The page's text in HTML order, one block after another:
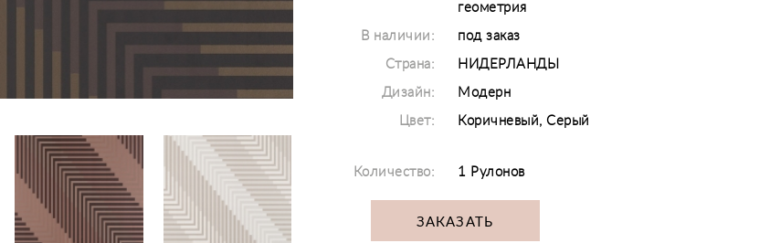
геометрия
В наличии: под заказ
Страна: НИДЕРЛАНДЫ
Дизайн: Модерн
Цвет: Коричневый, Серый
Количество: 1 Рулонов
ЗАКАЗАТЬ